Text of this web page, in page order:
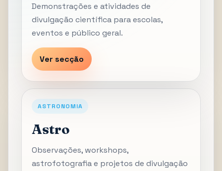
Demonstrações e atividades de
divulgação científica para escolas,
eventos e público geral.
Ver secção
ASTRONOMIA
Astro
Observações, workshops,
astrofotografia e projetos de divulgação